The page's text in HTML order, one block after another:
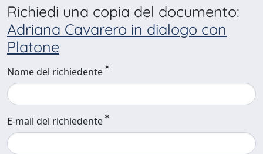
Richiedi una copia del documento:
Adriana Cavarero in dialogo con
Platone
Nome del richiedente
E-mail del richiedente